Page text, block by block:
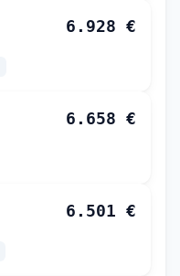
6.928 €
6.658 €
6.501 €